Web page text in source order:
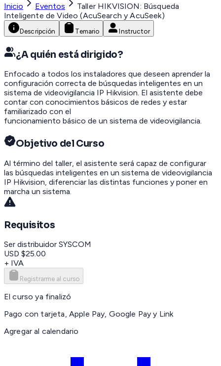
Inicio
Eventos
Taller HIKVISION: Búsqueda
Inteligente de Video (AcuSearch y AcuSeek)
Descripción Temario Instructor
¿A quién está dirigido?
Enfocado a todos los instaladores que deseen aprender la
configuración correcta de búsquedas inteligentes en un
sistema de videovigilancia IP Hikvision. El asistente debe
contar con conocimientos básicos de redes y estar
familiarizado con el
funcionamiento básico de un sistema de videovigilancia.
Objetivo del Curso
Al término del taller, el asistente será capaz de configurar
las búsquedas inteligentes en un sistema de videovigilancia
IP Hikvision, diferenciar las distintas funciones y poner en
marcha un sistema.
Requisitos
Ser distribuidor SYSCOM
USD $25.00
+ IVA
Registrarme al curso
El curso ya finalizó
Pago con tarjeta, Apple Pay, Google Pay y Link
Agregar al calendario